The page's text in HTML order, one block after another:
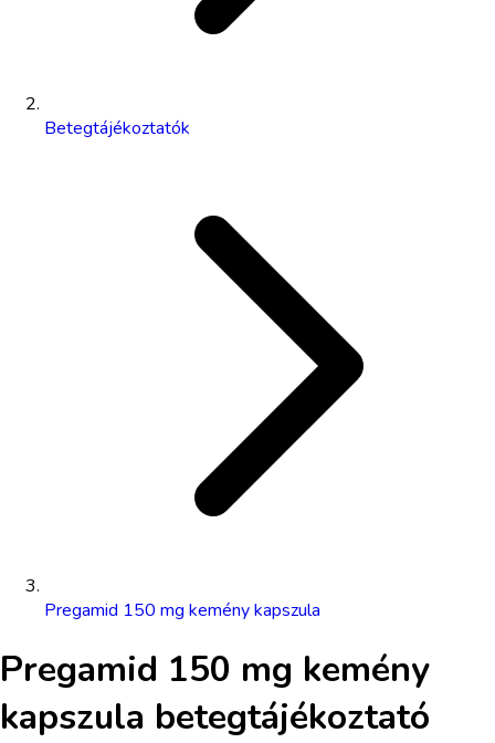
Betegtájékoztatók
Pregamid 150 mg kemény kapszula
Pregamid 150 mg kemény
kapszula betegtájékoztató